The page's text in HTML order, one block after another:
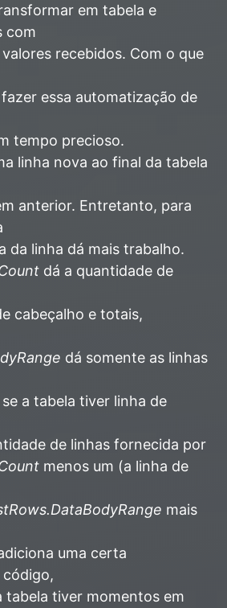
em tabela e
com
recebidos. Com o que
essa automatização de
tempo precioso.
linha nova ao final da tabela
anterior. Entretanto, para
da linha dá mais trabalho.
dá a quantidade de
cabeçalho e totais,
dá somente as linhas
a tabela tiver linha de
de linhas fornecida por
menos um (a linha de
mais
uma certa
código,
tabela tiver momentos em